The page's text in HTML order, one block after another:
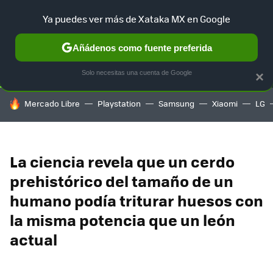
SELECCIÓN GAMING HOME AUTO TERRITORIO
HOY SE HABLA DE
Mercado Libre Playstation Samsung Xiaomi LG
La ciencia revela que un cerdo
prehistórico del tamaño de un
humano podía triturar huesos con
la misma potencia que un león
actual
×
Ya puedes ver más de Xataka MX en Google
Añádenos como fuente preferida
Solo necesitas una cuenta de Google